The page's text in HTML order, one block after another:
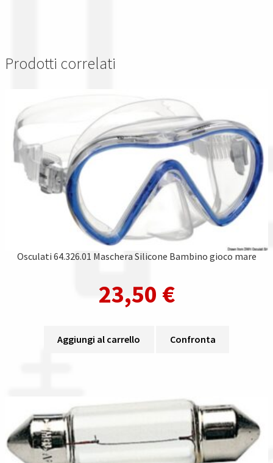
Prodotti correlati
Osculati 64.326.01 Maschera Silicone Bambino gioco mare
23,50 €
Aggiungi al carrello Confronta